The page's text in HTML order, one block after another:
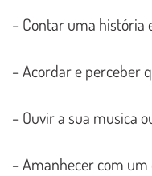
– Contar uma história
– Acordar e perceber
– Ouvir a sua musica
– Amanhecer com